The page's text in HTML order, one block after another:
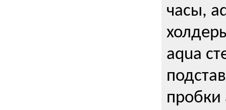
часы,
aqua
пробки